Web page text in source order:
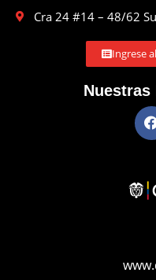
Cra 24 #14 – 48/62
Ingrese
Nuestras